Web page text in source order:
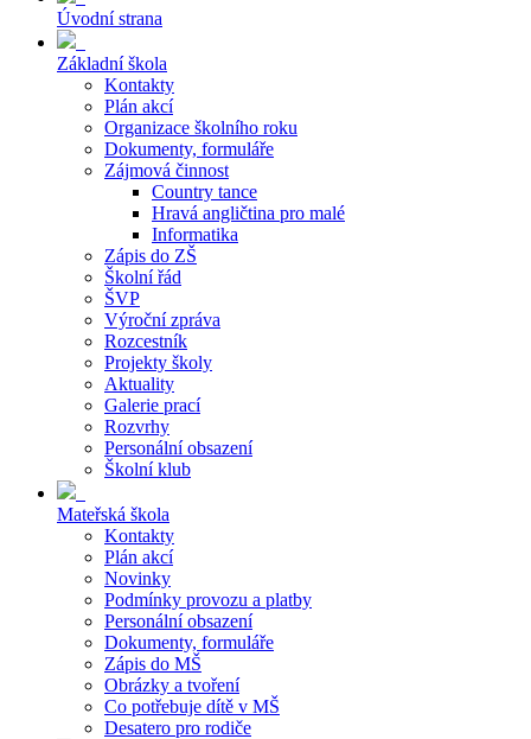
Úvodní strana
Základní škola
Kontakty
Plán akcí
Organizace školního roku
Dokumenty, formuláře
Zájmová činnost
Country tance
Hravá angličtina pro malé
Informatika
Zápis do ZŠ
Školní řád
ŠVP
Výroční zpráva
Rozcestník
Projekty školy
Aktuality
Galerie prací
Rozvrhy
Personální obsazení
Školní klub
Mateřská škola
Kontakty
Plán akcí
Novinky
Podmínky provozu a platby
Personální obsazení
Dokumenty, formuláře
Zápis do MŠ
Obrázky a tvoření
Co potřebuje dítě v MŠ
Desatero pro rodiče